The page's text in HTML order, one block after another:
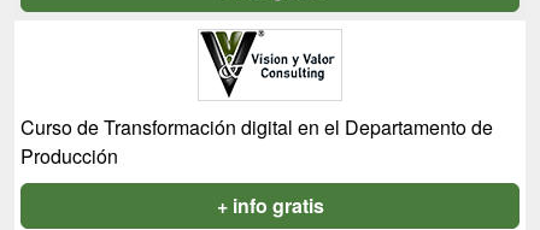
Curso de Transformación digital en el Departamento de
Producción
+ info gratis